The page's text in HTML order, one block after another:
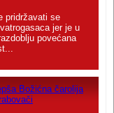
pridržavati se
jer je u
povećana